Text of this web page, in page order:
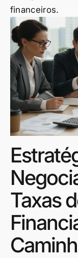
financeiros.
Taxas